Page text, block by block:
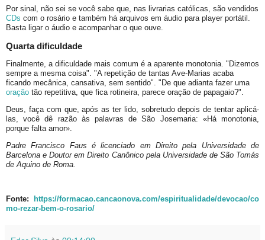
Por sinal, não sei se você sabe que, nas livrarias católicas, são vendidos
CDs com o rosário e também há arquivos em áudio para player portátil.
Basta ligar o áudio e acompanhar o que ouve.
Quarta dificuldade
Finalmente, a dificuldade mais comum é a aparente monotonia. "Dizemos
sempre a mesma coisa". "A repetição de tantas Ave-Marias acaba
ficando mecânica, cansativa, sem sentido". "De que adianta fazer uma
oração tão repetitiva, que fica rotineira, parece oração de papagaio?".
Deus, faça com que, após as ter lido, sobretudo depois de tentar aplicá-
las, você dê razão às palavras de São Josemaria: «Há monotonia,
porque falta amor».
Padre Francisco Faus é licenciado em Direito pela Universidade de
Barcelona e Doutor em Direito Canônico pela Universidade de São Tomás
de Aquino de Roma.
Fonte:
https://formacao.cancaonova.com/espiritualidade/devocao/co
mo-rezar-bem-o-rosario/